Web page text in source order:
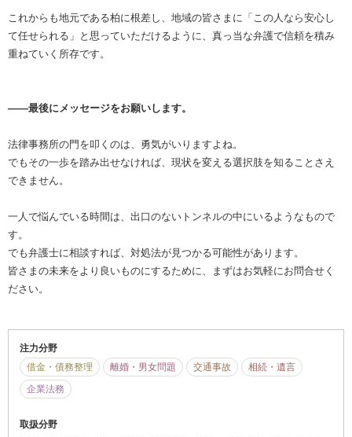
これからも地元である柏に根差し、地域の皆さまに「この人なら安心し
て任せられる」と思っていただけるように、真っ当な弁護で信頼を積み
重ねていく所存です。
――最後にメッセージをお願いします。
法律事務所の門を叩くのは、勇気がいりますよね。
でもその一歩を踏み出せなければ、現状を変える選択肢を知ることさえ
できません。
一人で悩んでいる時間は、出口のないトンネルの中にいるようなもので
す。
でも弁護士に相談すれば、対処法が見つかる可能性があります。
皆さまの未来をより良いものにするために、まずはお気軽にお問合せく
ださい。
注力分野
借金・債務整理
離婚・男女問題 交通事故
相続・遺言
企業法務
取扱分野